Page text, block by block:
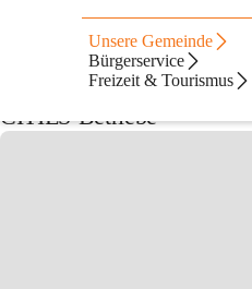
Unsere Gemeinde
Bürgerservice
Freizeit & Tourismus
Wirtschaft
CITIES-Betriebe